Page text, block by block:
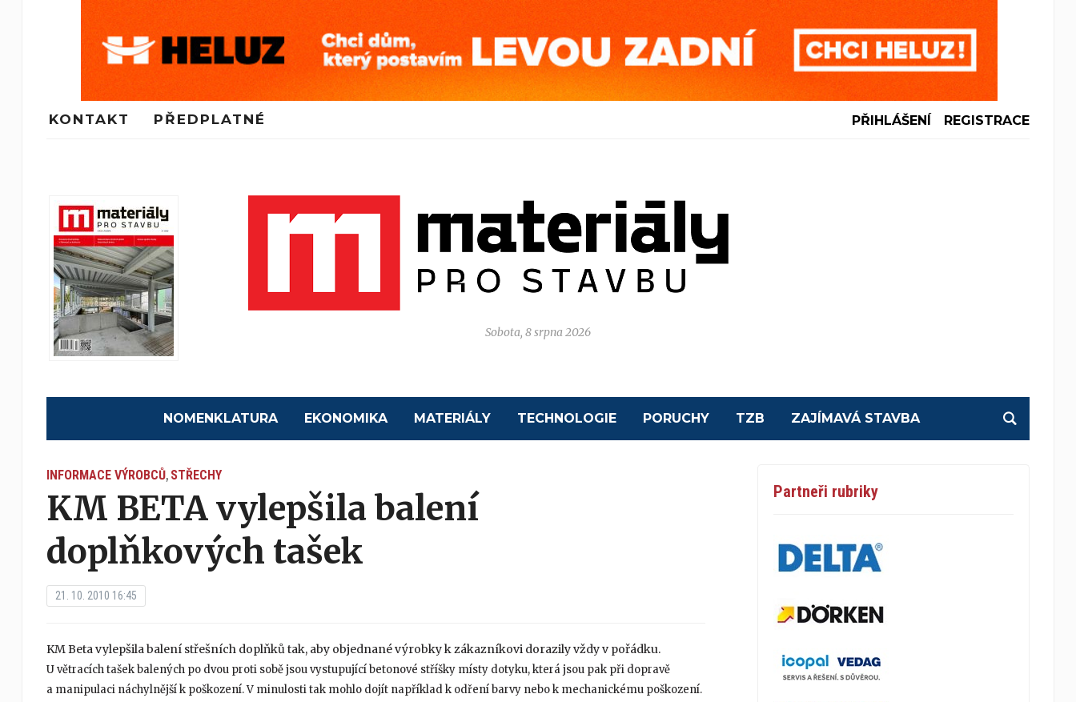
KONTAKT PŘEDPLATNÉ PŘIHLÁŠENÍ REGISTRACE
Sobota, 8 srpna 2026
NOMENKLATURA EKONOMIKA MATERIÁLY TECHNOLOGIE PORUCHY TZB ZAJÍMAVÁ STAVBA
INFORMACE VÝROBCŮ, STŘECHY
KM BETA vylepšila balení
doplňkových tašek
21. 10. 2010 16:45
KM Beta vylepšila balení střešních doplňků tak, aby objednané výrobky k zákazníkovi dorazily vždy v pořádku.
U větracích tašek balených po dvou proti sobě jsou vystupující betonové stříšky místy dotyku, která jsou pak při dopravě
a manipulaci náchylnější k poškození. V minulosti tak mohlo dojít například k odření barvy nebo k mechanickému poškození.
Partneři rubriky